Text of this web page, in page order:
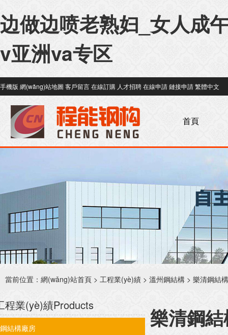
边做边喷老熟妇_女人成
v亚洲va专区
手機版 網(wǎng)站地圖 客戶留言在線訂購 人才招聘在線申請鏈接申請繁體中文
首頁
當前位置： 網(wǎng)站首頁 > 工程業(yè)績 > 溫州鋼結構 > 樂清鋼結構
程業(yè)績Products
鋼結構廠房 樂清鋼